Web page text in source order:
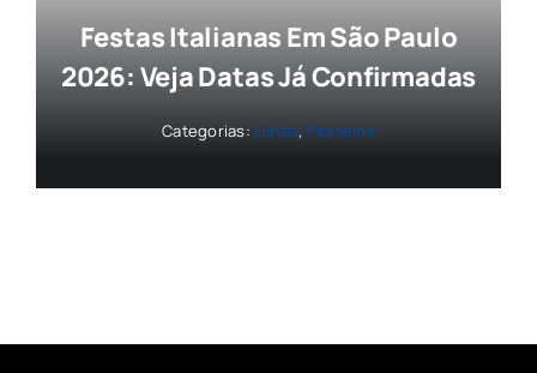
Festas Italianas Em São Paulo
2026: Veja Datas Já Confirmadas
Categorias: Listas, Passeios